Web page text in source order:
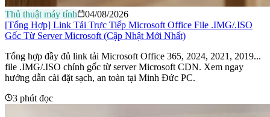
Thủ thuật máy tính
04/08/2026
[Tổng Hợp] Link Tải Trực Tiếp Microsoft Office File .IMG/.ISO
Gốc Từ Server Microsoft (Cập Nhật Mới Nhất)
Tổng hợp đầy đủ link tải Microsoft Office 365, 2024, 2021, 2019...
file .IMG/.ISO chính gốc từ server Microsoft CDN. Xem ngay
hướng dẫn cài đặt sạch, an toàn tại Minh Đức PC.
3 phút đọc